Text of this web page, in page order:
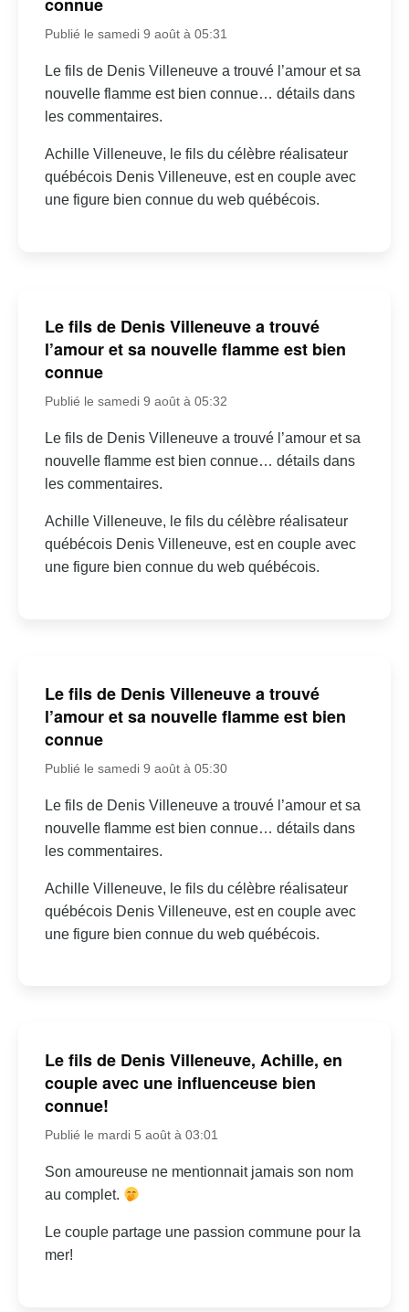
connue
Publié le samedi 9 août à 05:31
Le fils de Denis Villeneuve a trouvé l’amour et sa
nouvelle flamme est bien connue… détails dans
les commentaires.
Achille Villeneuve, le fils du célèbre réalisateur
québécois Denis Villeneuve, est en couple avec
une figure bien connue du web québécois.
Le fils de Denis Villeneuve a trouvé
l’amour et sa nouvelle flamme est bien
connue
Publié le samedi 9 août à 05:32
Le fils de Denis Villeneuve a trouvé l’amour et sa
nouvelle flamme est bien connue… détails dans
les commentaires.
Achille Villeneuve, le fils du célèbre réalisateur
québécois Denis Villeneuve, est en couple avec
une figure bien connue du web québécois.
Le fils de Denis Villeneuve a trouvé
l’amour et sa nouvelle flamme est bien
connue
Publié le samedi 9 août à 05:30
Le fils de Denis Villeneuve a trouvé l’amour et sa
nouvelle flamme est bien connue… détails dans
les commentaires.
Achille Villeneuve, le fils du célèbre réalisateur
québécois Denis Villeneuve, est en couple avec
une figure bien connue du web québécois.
Le fils de Denis Villeneuve, Achille, en
couple avec une influenceuse bien
connue!
Publié le mardi 5 août à 03:01
Son amoureuse ne mentionnait jamais son nom
au complet.
Le couple partage une passion commune pour la
mer!